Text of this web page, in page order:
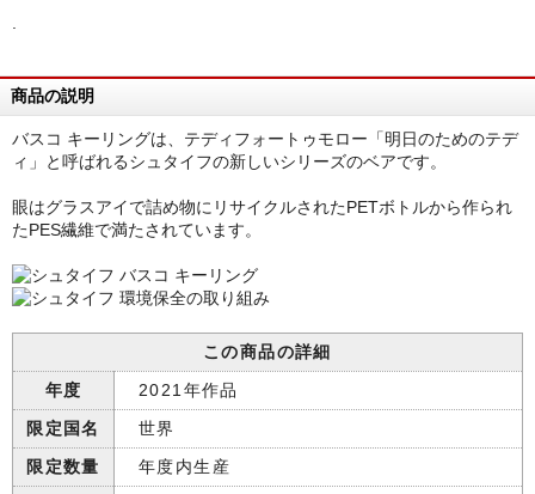
商品の説明
バスコ キーリングは、テディフォートゥモロー「明日のためのテデ
ィ」と呼ばれるシュタイフの新しいシリーズのベアです。
眼はグラスアイで詰め物にリサイクルされたPETボトルから作られ
たPES繊維で満たされています。
この商品の詳細
年度
2021年作品
限定国名
世界
限定数量
年度内生産